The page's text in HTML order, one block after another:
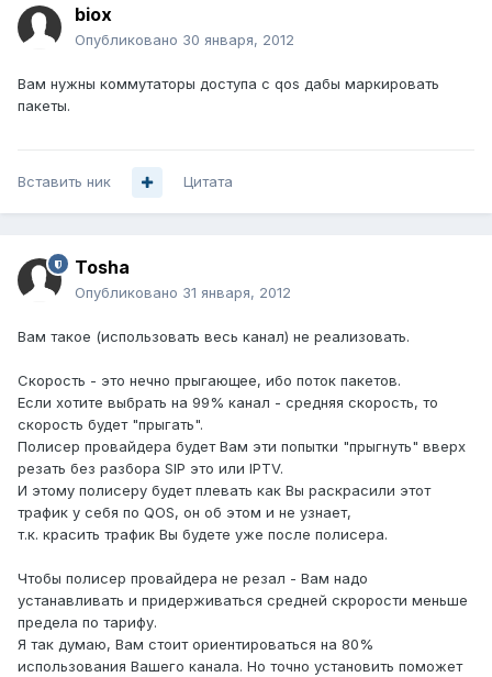
biox
Опубликовано 30 января, 2012
Вам нужны коммутаторы доступа с qos дабы маркировать
пакеты.
Вставить ник Цитата
Tosha
Опубликовано 31 января, 2012
Вам такое (использовать весь канал) не реализовать.
Скорость - это нечно прыгающее, ибо поток пакетов.
Если хотите выбрать на 99% канал - средняя скорость, то
скорость будет "прыгать".
Полисер провайдера будет Вам эти попытки "прыгнуть" вверх
резать без разбора SIP это или IPTV.
И этому полисеру будет плевать как Вы раскрасили этот
трафик у себя по QOS, он об этом и не узнает,
т.к. красить трафик Вы будете уже после полисера.
Чтобы полисер провайдера не резал - Вам надо
устанавливать и придерживаться средней скрорости меньше
предела по тарифу.
Я так думаю, Вам стоит ориентироваться на 80%
использования Вашего канала. Но точно установить поможет